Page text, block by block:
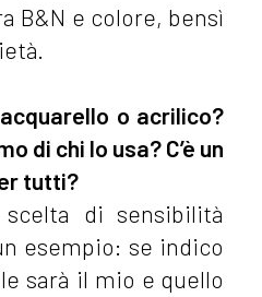
B&N e colore, bensì
o acrilico?
di chi lo usa? C’è un
tutti?
di sensibilità
esempio: se indico
sarà il mio e quello